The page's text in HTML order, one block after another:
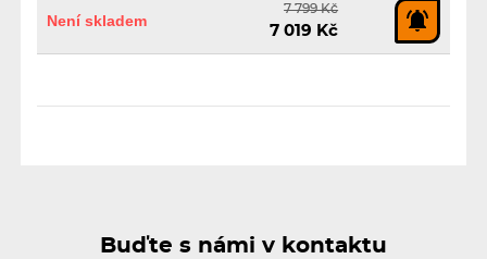
Není skladem
7 799 Kč
7 019 Kč
Buďte s námi v kontaktu